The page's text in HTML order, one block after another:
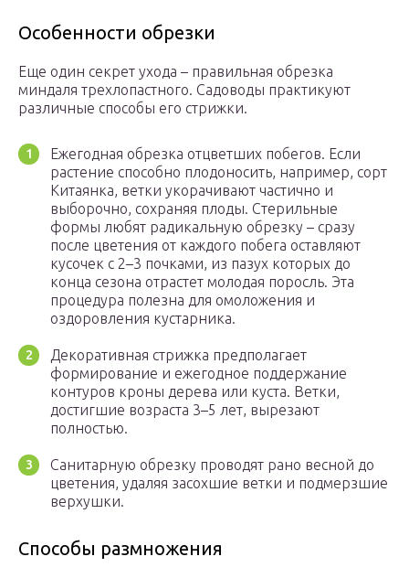
Особенности обрезки
Еще один секрет ухода – правильная обрезка
миндаля трехлопастного. Садоводы практикуют
различные способы его стрижки.
Ежегодная обрезка отцветших побегов. Если
растение способно плодоносить, например, сорт
Китаянка, ветки укорачивают частично и
выборочно, сохраняя плоды. Стерильные
формы любят радикальную обрезку – сразу
после цветения от каждого побега оставляют
кусочек с 2–3 почками, из пазух которых до
конца сезона отрастет молодая поросль. Эта
процедура полезна для омоложения и
оздоровления кустарника.
Декоративная стрижка предполагает
формирование и ежегодное поддержание
контуров кроны дерева или куста. Ветки,
достигшие возраста 3–5 лет, вырезают
полностью.
Санитарную обрезку проводят рано весной до
цветения, удаляя засохшие ветки и подмерзшие
верхушки.
Способы размножения